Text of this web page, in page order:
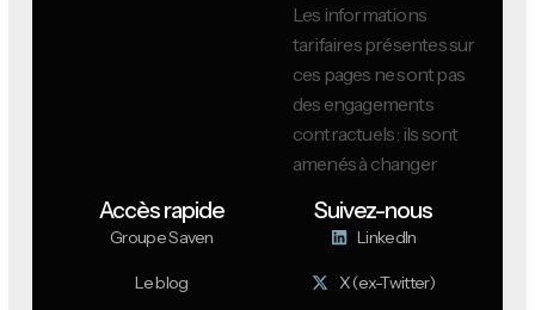
Les informations
tarifaires présentes sur
ces pages ne sont pas
des engagements
contractuels : ils sont
amenés à changer
Accès rapide
Groupe Saven
Le blog
Suivez-nous
LinkedIn
X (ex-Twitter)